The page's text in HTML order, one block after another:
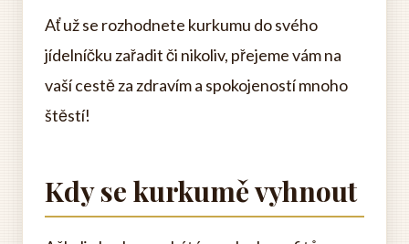
Ať už se rozhodnete kurkumu do svého
jídelníčku zařadit či nikoliv, přejeme vám na
vaší cestě za zdravím a spokojeností mnoho
štěstí!
Kdy se kurkumě vyhnout